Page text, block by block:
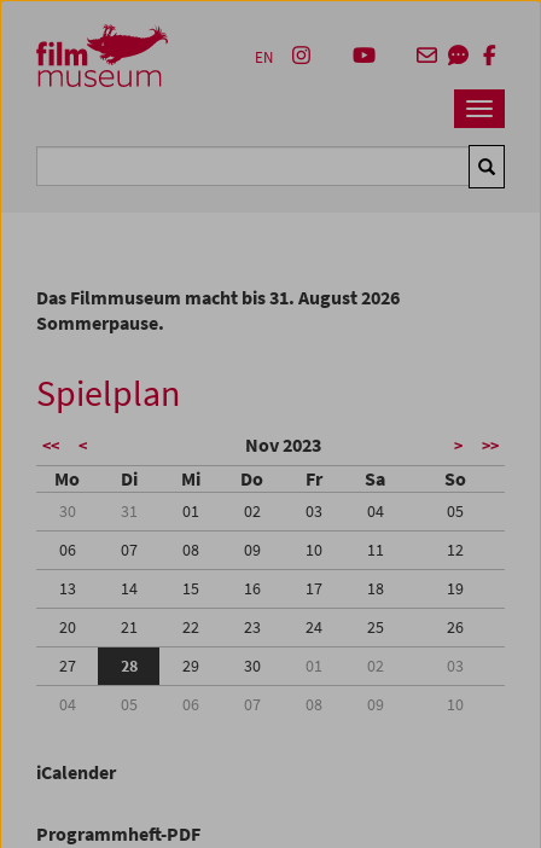
Zum Inhalt
Zum Hauptmenü
Zur Servicenavigation
Zum Suche
Navbar
EN
Das Filmmuseum macht bis 31. August 2026
Sommerpause.
Spielplan
<< < Nov 2023 > >>
Mo Di Mi Do Fr Sa So
30 31 01 02 03 04
05
06
07 08 09 10 11
12
13
14 15 16 17 18
19
20
21 22 23 24 25
26
27
28 29 30 01 02
03
04
05 06 07 08 09 10
iCalender
Programmheft-PDF